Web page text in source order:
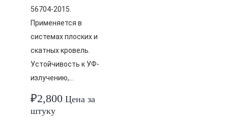
56704-2015.
Применяется в
системах плоских и
скатных кровель.
Устойчивость к УФ-
излучению,…
₽2,800 Цена за
штуку